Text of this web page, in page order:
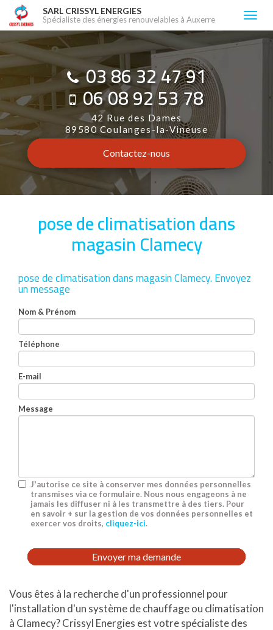
Aller
au
contenu
principal
SARL CRISSYL ENERGIES
Spécialiste des énergies renouvelables à Auxerre
03 86 32 47 91
06 08 92 53 78
42 Rue des Dames
89580 Coulanges-la-Vineuse
Contactez-nous
pose de climatisation dans
magasin Clamecy
pose de climatisation dans magasin Clamecy.Envoyez
un message
Nom & Prénom
Téléphone
E-mail
Message
J'autorise ce site à conserver mes données personnelles
transmises via ce formulaire. Nous nous engageons à ne
jamais les diffuser ni à les transmettre à des tiers. Pour
en savoir + sur la gestion de vos données personnelles et
exercer vos droits, cliquez-ici.
RGPD
Envoyer ma demande
Vous êtes à la recherche d'un professionnel pour
l'installation d'un système de chauffage ou climatisation
à Clamecy? Crissyl Energies est votre spécialiste des